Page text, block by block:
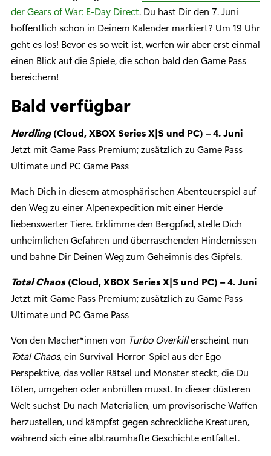
der Gears of War: E-Day Direct. Du hast Dir den 7. Juni
hoffentlich schon in Deinem Kalender markiert? Um 19 Uhr
geht es los! Bevor es so weit ist, werfen wir aber erst einmal
einen Blick auf die Spiele, die schon bald den Game Pass
bereichern!
Bald verfügbar
Herdling(Cloud, XBOX Series X|S und PC) – 4. Juni
Jetzt mit Game Pass Premium; zusätzlich zu Game Pass
Ultimate und PC Game Pass
Mach Dich in diesem atmosphärischen Abenteuerspiel auf
den Weg zu einer Alpenexpedition mit einer Herde
liebenswerter Tiere. Erklimme den Bergpfad, stelle Dich
unheimlichen Gefahren und überraschenden Hindernissen
und bahne Dir Deinen Weg zum Geheimnis des Gipfels.
Total Chaos(Cloud, XBOX Series X|S und PC) – 4. Juni
Jetzt mit Game Pass Premium; zusätzlich zu Game Pass
Ultimate und PC Game Pass
Von den Macher*innen von Turbo Overkillerscheint nun
Total Chaos, ein Survival-Horror-Spiel aus der Ego-
Perspektive, das voller Rätsel und Monster steckt, die Du
töten, umgehen oder anbrüllen musst. In dieser düsteren
Welt suchst Du nach Materialien, um provisorische Waffen
herzustellen, und kämpfst gegen schreckliche Kreaturen,
während sich eine albtraumhafte Geschichte entfaltet.